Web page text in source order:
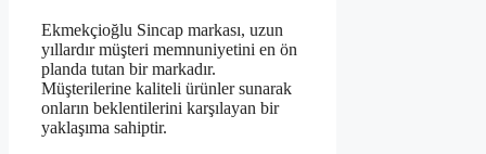
Ekmekçioğlu Sincap markası, uzun
yıllardır müşteri memnuniyetini en ön
planda tutan bir markadır.
Müşterilerine kaliteli ürünler sunarak
onların beklentilerini karşılayan bir
yaklaşıma sahiptir.